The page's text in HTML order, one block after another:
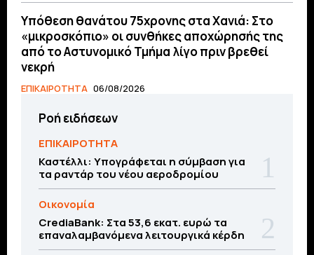
Υπόθεση θανάτου 75χρονης στα Χανιά: Στο
«μικροσκόπιο» οι συνθήκες αποχώρησής της
από το Αστυνομικό Τμήμα λίγο πριν βρεθεί
νεκρή
ΕΠΙΚΑΙΡΟΤΗΤΑ 06/08/2026
Ροή ειδήσεων
ΕΠΙΚΑΙΡΟΤΗΤΑ
Καστέλλι: Υπογράφεται η σύμβαση για
τα ραντάρ του νέου αεροδρομίου
Οικονομία
CrediaBank: Στα 53,6 εκατ. ευρώ τα
επαναλαμβανόμενα λειτουργικά κέρδη